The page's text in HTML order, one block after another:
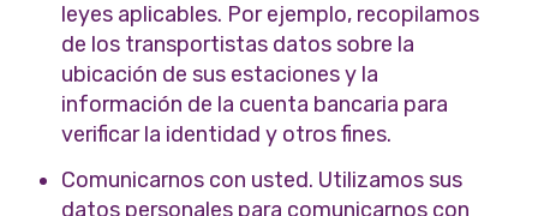
leyes aplicables. Por ejemplo, recopilamos
de los transportistas datos sobre la
ubicación de sus estaciones y la
información de la cuenta bancaria para
verificar la identidad y otros fines.
Comunicarnos con usted. Utilizamos sus
datos personales para comunicarnos con